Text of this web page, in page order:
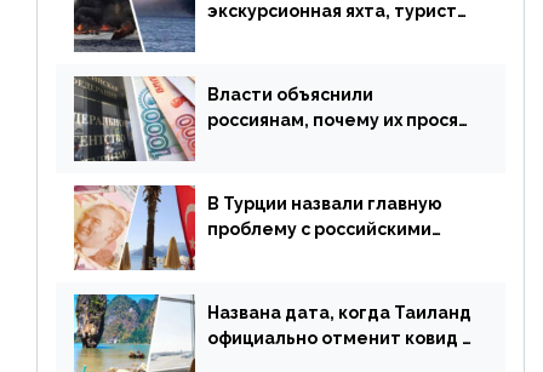
экскурсионная яхта, туристы
Власти объяснили
россиянам, почему их просят
В Турции назвали главную
проблему с российскими
Названа дата, когда Таиланд
официально отменит ковид и